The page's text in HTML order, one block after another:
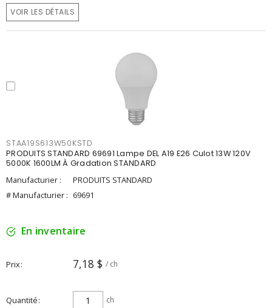
VOIR LES DÉTAILS
STAA19S613W50KSTD
PRODUITS STANDARD 69691 Lampe DEL A19 E26 Culot 13W 120V
5000K 1600LM À Gradation STANDARD
Manufacturier :
PRODUITS STANDARD
# Manufacturier : 69691
En inventaire
Prix 7,18 $ / ch
Quantité ch